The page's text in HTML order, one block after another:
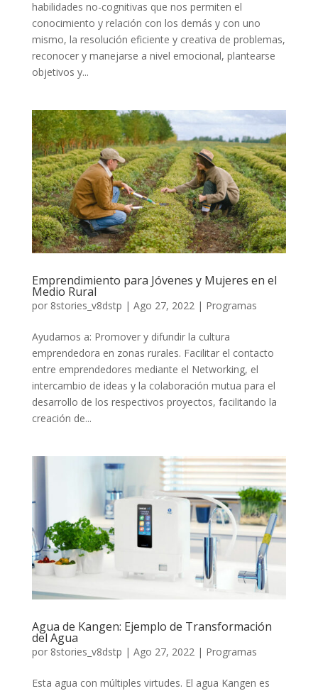
habilidades no-cognitivas que nos permiten el
conocimiento y relación con los demás y con uno
mismo, la resolución eficiente y creativa de problemas,
reconocer y manejarse a nivel emocional, plantearse
objetivos y...
Emprendimiento para Jóvenes y Mujeres en el
Medio Rural
por 8stories_v8dstp | Ago 27, 2022| Programas
Ayudamos a: Promover y difundir la cultura
emprendedora en zonas rurales. Facilitar el contacto
entre emprendedores mediante el Networking, el
intercambio de ideas y la colaboración mutua para el
desarrollo de los respectivos proyectos, facilitando la
creación de...
Agua de Kangen: Ejemplo de Transformación
del Agua
por 8stories_v8dstp | Ago 27, 2022 | Programas
Esta agua con múltiples virtudes. El agua Kangen es